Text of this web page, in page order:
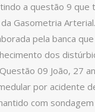
a questão 9 que
Gasometria
pela banca
dos
09 João, 27
por acidente
com